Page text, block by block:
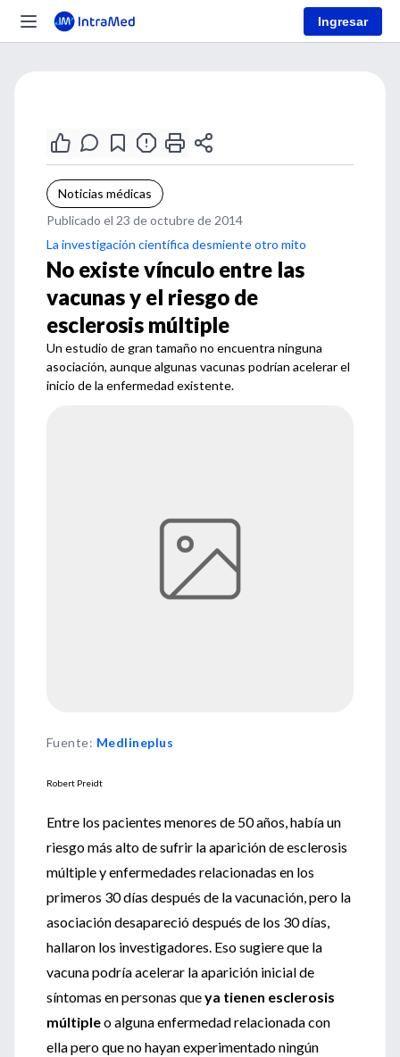
Ingresar
Noticias médicas
Publicado el 23 de octubre de 2014
La investigación científica desmiente otro mito
No existe vínculo entre las
vacunas y el riesgo de
esclerosis múltiple
Un estudio de gran tamaño no encuentra ninguna
asociación, aunque algunas vacunas podrían acelerar el
inicio de la enfermedad existente.
Fuente: Medlineplus
Robert Preidt
Entre los pacientes menores de 50 años, había un
riesgo más alto de sufrir la aparición de esclerosis
múltiple y enfermedades relacionadas en los
primeros 30 días después de la vacunación, pero la
asociación desapareció después de los 30 días,
hallaron los investigadores. Eso sugiere que la
vacuna podría acelerar la aparición inicial de
síntomas en personas queya tienen esclerosis
múltipleo alguna enfermedad relacionada con
ella pero que no hayan experimentado ningún